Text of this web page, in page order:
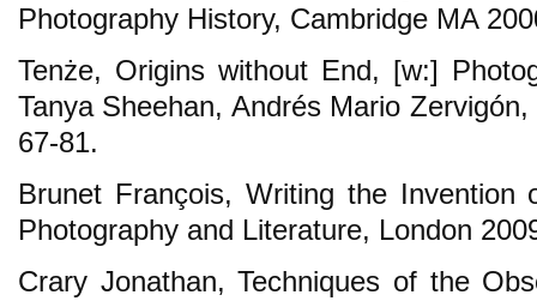
Photography History, Cambridge MA
Tenże, Origins without End, [w:]
Tanya Sheehan, Andrés Mario
67-81.
Brunet François, Writing the Invention
Photography and Literature, London
Crary Jonathan, Techniques of the